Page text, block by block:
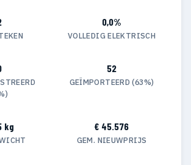
0,0%
VOLLEDIG ELEKTRISCH
52
GEÏMPORTEERD (63%)
kg € 45.576
GEM. NIEUWPRIJS